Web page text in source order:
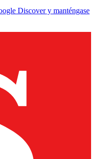
Discover y manténgase